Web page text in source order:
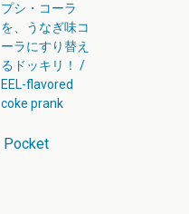
プシ・コーラ
を、うなぎ味コ
ーラにすり替え
るドッキリ！ /
EEL-flavored
coke prank
Pocket